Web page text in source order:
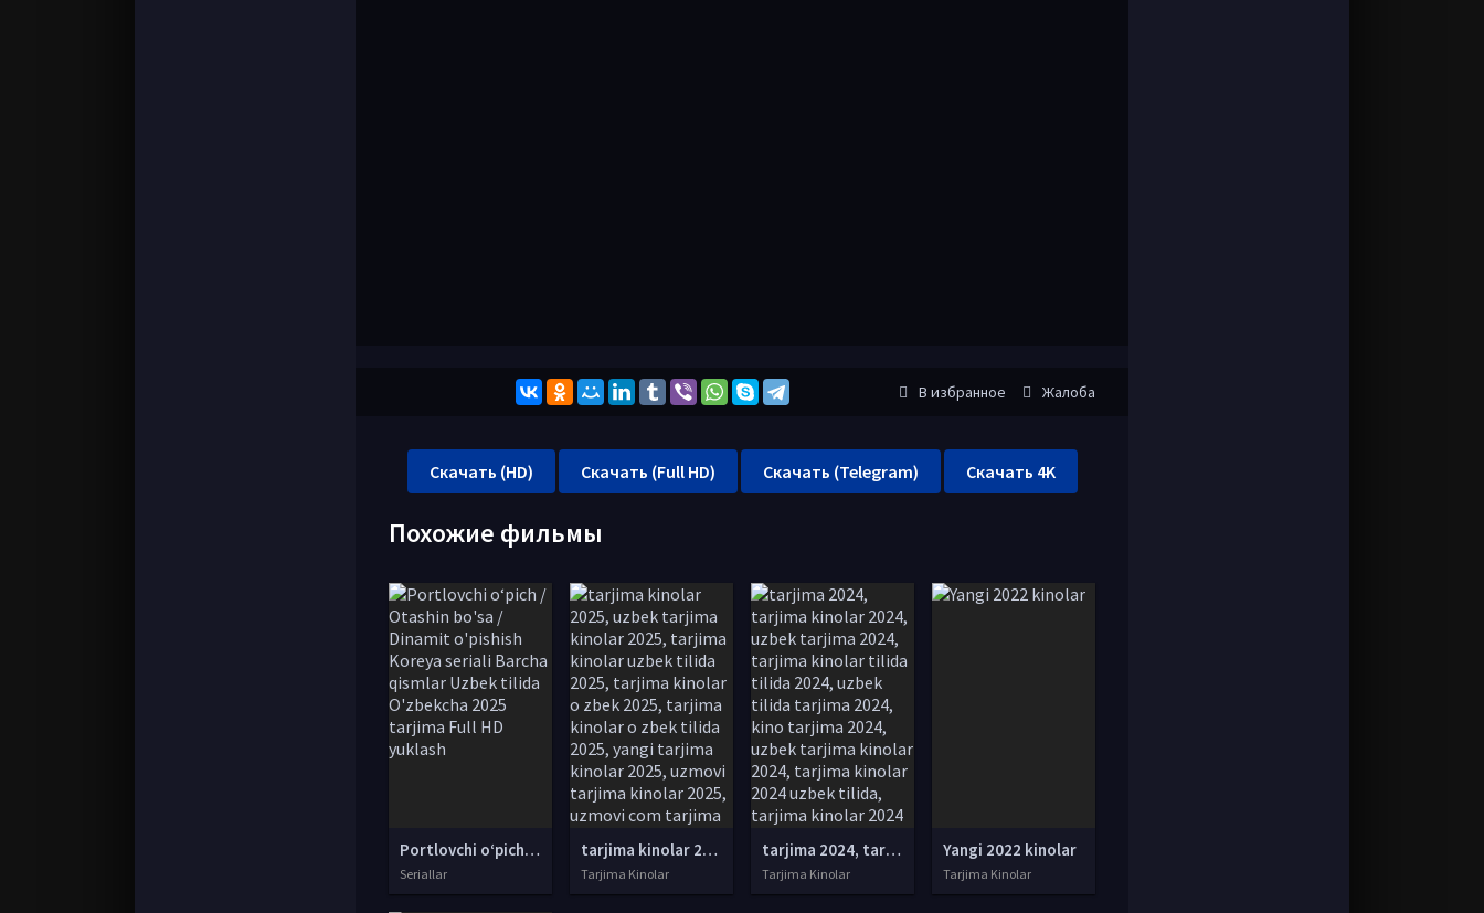
В избранное Жалоба
Скачать (HD) Скачать (Full HD) Скачать (Telegram) Скачать 4K
Похожие фильмы
Portlovchi o‘pich / Otashin bo'sa / Dinamit o'pishish Koreya seriali Barcha qismlar Uzbek tilida O'zbekcha 2025 tarjima Full HD yuklash
Seriallar
tarjima kinolar 2025, uzbek tarjima kinolar 2025, tarjima kinolar uzbek tilida 2025, tarjima kinolar o zbek 2025, tarjima kinolar o zbek tilida 2025, yangi tarjima kinolar 2025, uzmovi tarjima kinolar 2025, uzmovi com tarjima kinolar 2025, uzbekcha t
Tarjima Kinolar
tarjima 2024, tarjima kinolar 2024, uzbek tarjima 2024, tarjima kinolar tilida tilida 2024, uzbek tilida tarjima 2024, kino tarjima 2024, uzbek tarjima kinolar 2024, tarjima kinolar 2024 uzbek tilida, tarjima kinolar 2024 o zbek, tarjima kinolar 2024
Tarjima Kinolar
Yangi 2022 kinolar
Tarjima Kinolar